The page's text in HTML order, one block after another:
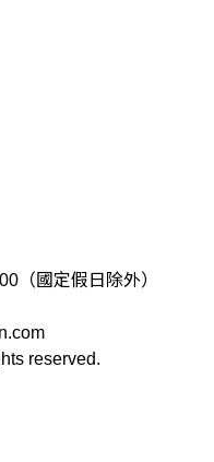
（國定假日除外）
reserved.